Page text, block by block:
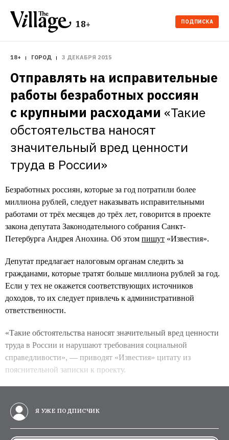
18+ ПОДПИСКА
18+ ГОРОД 3 ДЕКАБРЯ 2015
Отправлять на исправительные
работы безработных россиян
с крупными расходами «Такие
обстоятельства наносят
значительный вред ценности
труда в России»
Безработных россиян, которые за год потратили более
миллиона рублей, следует наказывать исправительными
работами от трёх месяцев до трёх лет, говорится в проекте
закона депутата Законодательного собрания Санкт-
Петербурга Андрея Анохина. Об этом пишут «Известия».
Депутат предлагает налоговым органам следить за
гражданами, которые тратят больше миллиона рублей за год.
Если у тех не окажется соответствующих источников
доходов, то их следует привлечь к административной
ответственности.
«Такие обстоятельства наносят значительный вред ценности
труда в России и нарушают требования социальной
справедливости», — приводят «Известия» цитату из
пояснительной записки к проекту.
Я УЖЕ ПОДПИСЧИК